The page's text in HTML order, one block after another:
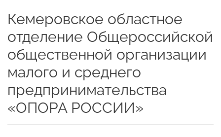
Кемеровское областное
отделение Общероссийской
общественной организации
малого и среднего
предпринимательства
«ОПОРА РОССИИ»